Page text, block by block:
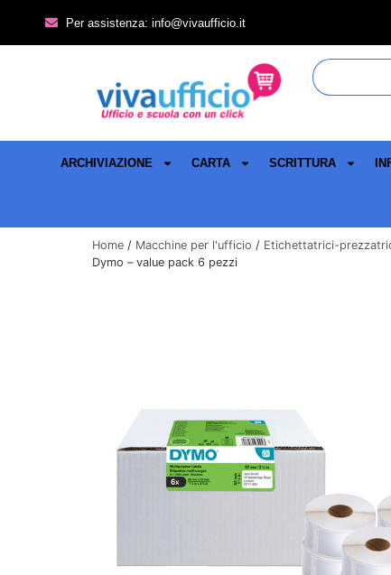
Per assistenza: info@vivaufficio.it
ARCHIVIAZIONE CARTA SCRITTURA
Home / Macchine per l'ufficio / Etichettatrici-
Dymo – value pack 6 pezzi